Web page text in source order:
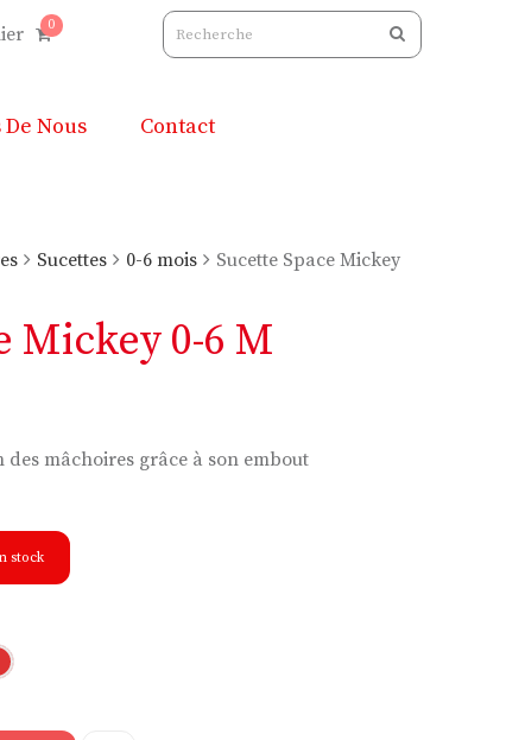
0
Nous Contact
Sucettes 0-6 mois
Sucette Space Mickey
Mickey 0-6 M
mâchoires grâce à son embout
stock